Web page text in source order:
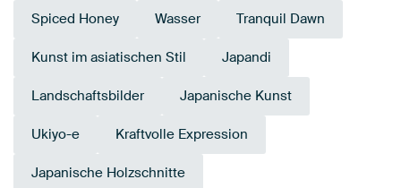
Spiced Honey Wasser Tranquil Dawn
Kunst im asiatischen Stil Japandi
Landschaftsbilder Japanische Kunst
Ukiyo-e Kraftvolle Expression
Japanische Holzschnitte